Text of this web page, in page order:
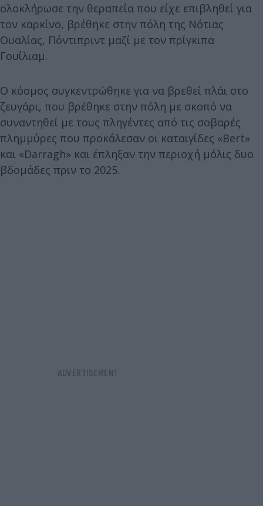
ολοκλήρωσε την θεραπεία που είχε επιβληθεί για
τον καρκίνο, βρέθηκε στην πόλη της Νότιας
Ουαλίας, Πόντιπριντ μαζί με τον πρίγκιπα
Γουίλιαμ.
Ο κόσμος συγκεντρώθηκε για να βρεθεί πλάι στο
ζευγάρι, που βρέθηκε στην πόλη με σκοπό να
συναντηθεί με τους πληγέντες από τις σοβαρές
πλημμύρες που προκάλεσαν οι καταιγίδες «Bert»
και «Darragh» και έπληξαν την περιοχή μόλις δυο
βδομάδες πριν το 2025.